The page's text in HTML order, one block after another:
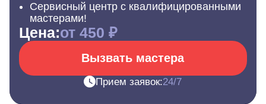
Сервисный центр с квалифицированными
мастерами!
Цена:от 450 ₽
Вызвать мастера
Прием заявок:24/7